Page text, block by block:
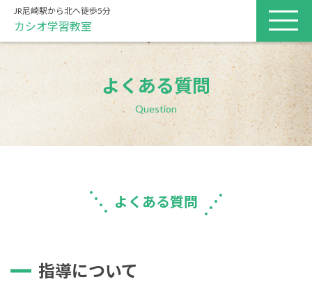
JR尼崎駅から北へ徒歩5分
カシオ学習教室
よくある質問
Question
よくある質問
指導について